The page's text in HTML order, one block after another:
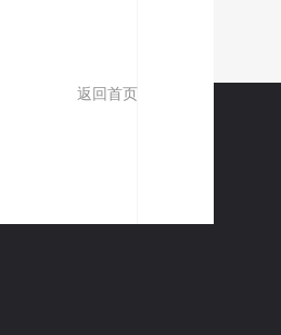
返回首页